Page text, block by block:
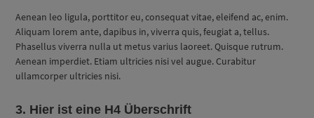
Aenean leo ligula, porttitor eu, consequat vitae, eleifend ac, enim.
Aliquam lorem ante, dapibus in, viverra quis, feugiat a, tellus.
Phasellus viverra nulla ut metus varius laoreet. Quisque rutrum.
Aenean imperdiet. Etiam ultricies nisi vel augue. Curabitur
ullamcorper ultricies nisi.
3. Hier ist eine H4 Überschrift